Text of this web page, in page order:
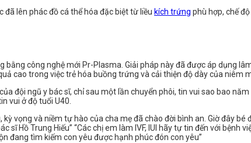
lên phác đồ cá thể hóa đặc biệt từ liều kích trứng phù hợp, chế
công nghệ mới Pr-Plasma. Giải pháp này đã được áp dụng
cao trong việc trẻ hóa buồng trứng và cải thiện độ dày của niêm
đội ngũ y bác sĩ, chỉ sau một lần chuyển phôi, tin vui sao bao
vui ở độ tuổi U40.
vọng và niềm tự hào của cha mẹ đã chào đời bình an. Giờ đây
sĩ Hồ Trung Hiếu” “Các chị em làm IVF, IUI hãy tự tin đến với
đang tìm kiếm con yêu được hạnh phúc đón con yêu”